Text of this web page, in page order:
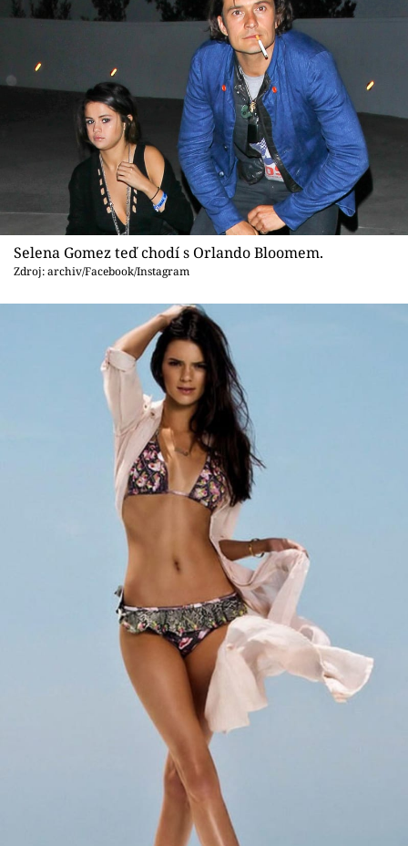
Selena Gomez teď chodí s Orlando Bloomem.
Zdroj: archiv/Facebook/Instagram